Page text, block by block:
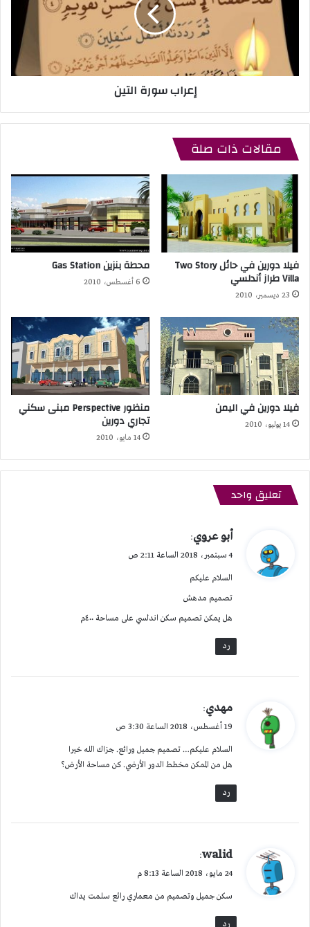
إعراب سورة التين
مقالات ذات صلة
فيلا دورين في حائل Two Story
Villa طراز أندلسي
23 ديسمبر، 2010
محطة بنزين Gas Station
6 أغسطس، 2010
فيلا دورين في اليمن
14 يوليو، 2010
منظور Perspective مبنى سكني
تجاري دورين
14 مايو، 2010
تعليق واحد
ي
ل
أبو عروي:
4 سبتمبر، 2018 الساعة 2:11 ص
السلام عليكم
تصميم مدهش
هل يمكن تصميم سكن اندلسي على مساحة ٤٠٠م
رد
ي
ل
مهدي:
19 أغسطس، 2018 الساعة 3:30 ص
السلام عليكم… تصميم جميل ورائع. جزاك الله خيرا
هل من الممكن مخطط الدور الأرضي. كن مساحة الأرض؟
رد
ي
ل
walid
:
24 مايو، 2018 الساعة 8:13 م
سكن جميل وتصميم من معماري رائع سلمت يداك
رد